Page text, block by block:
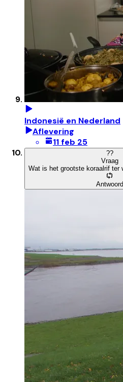
Indonesië en Nederland
Aflevering
11 feb 25
??
Vraag
Wat is het grootste koraalrif ter
Antwoord